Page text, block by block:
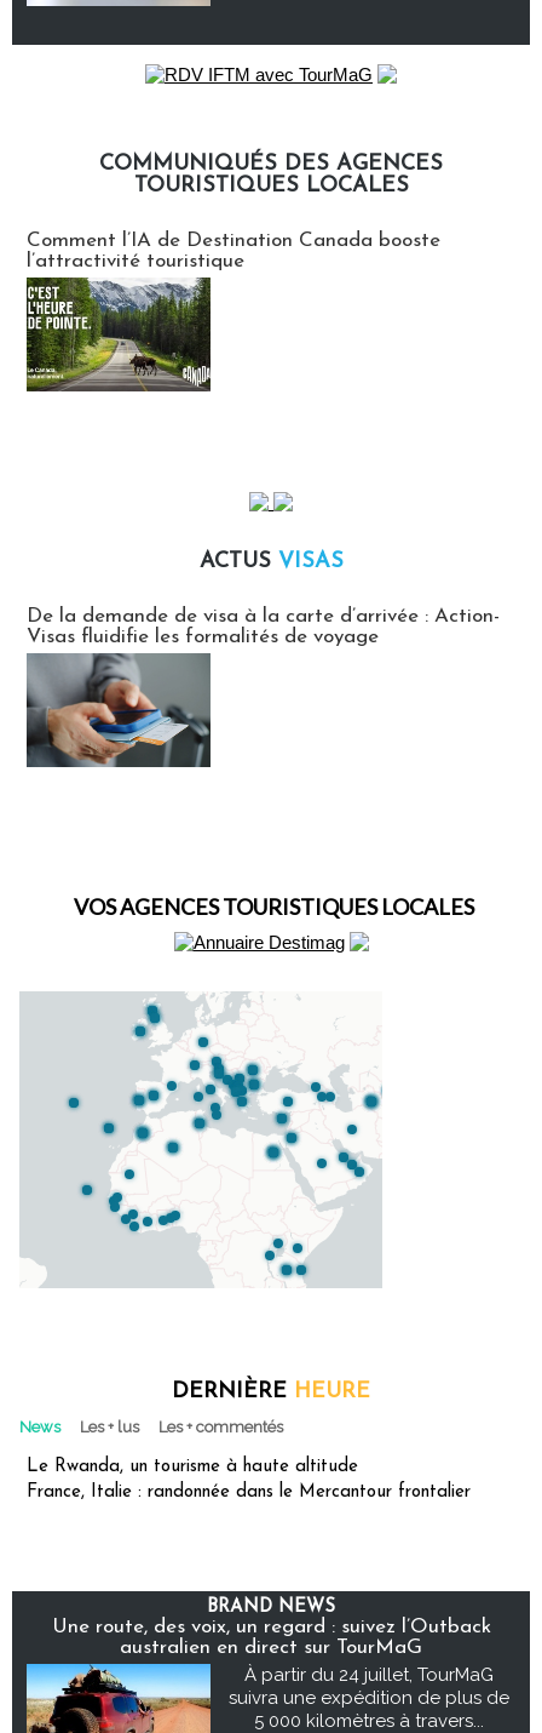
COMMUNIQUÉS DES AGENCES
TOURISTIQUES LOCALES
Comment l’IA de Destination Canada booste
l’attractivité touristique
ACTUS VISAS
De la demande de visa à la carte d’arrivée : Action-
Visas fluidifie les formalités de voyage
VOS AGENCES TOURISTIQUES LOCALES
DERNIÈRE HEURE
News Les + lus Les + commentés
Le Rwanda, un tourisme à haute altitude
France, Italie : randonnée dans le Mercantour frontalier
BRAND NEWS
Une route, des voix, un regard : suivez l’Outback
australien en direct sur TourMaG
À partir du 24 juillet, TourMaG
suivra une expédition de plus de
5 000 kilomètres à travers...